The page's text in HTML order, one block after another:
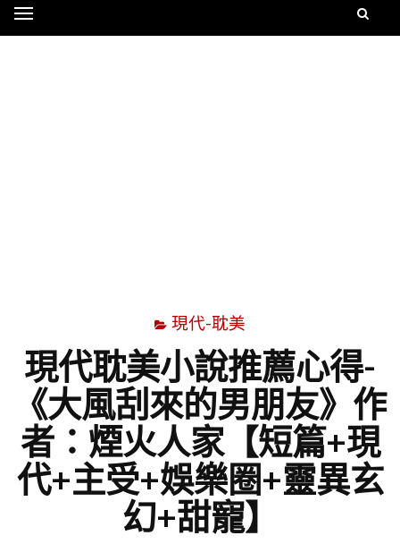
現代-耽美
現代耽美小說推薦心得-
《大風刮來的男朋友》作
者：煙火人家【短篇+現
代+主受+娛樂圈+靈異玄
幻+甜寵】